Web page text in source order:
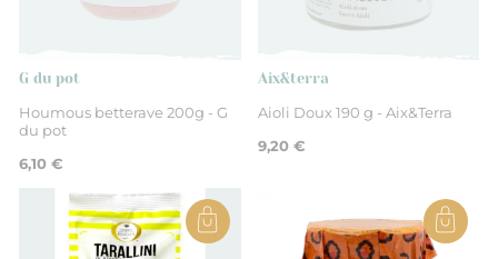
G du pot
Houmous betterave 200g - G
du pot
6,10 €
Aix&terra
Aioli Doux 190 g - Aix&Terra
9,20 €